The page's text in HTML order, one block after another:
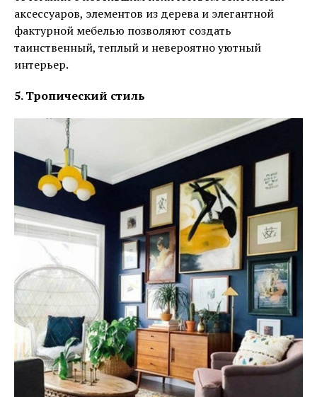
аксессуаров, элементов из дерева и элегантной
фактурной мебелью позволяют создать
таинственный, теплый и невероятно уютный
интерьер.
5. Тропический стиль